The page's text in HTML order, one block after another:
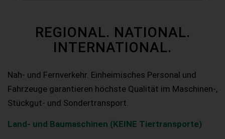
REGIONAL. NATIONAL.
INTERNATIONAL.
Nah- und Fernverkehr. Einheimisches Personal und
Fahrzeuge garantieren höchste Qualität im Maschinen-,
Stückgut- und Sondertransport.
Land- und Baumaschinen (KEINE Tiertransporte)